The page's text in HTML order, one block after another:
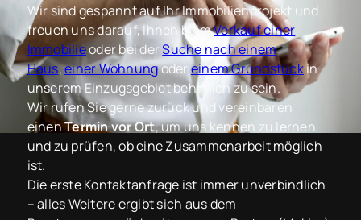
Wir sind gespannt auf Ihr Immobilienprojekt und
freuen uns darauf, Ihnen beimVerkauf einer
Immobilieoder bei derSuche nach einem
Haus,einer Wohnungodereinem Grundstückin
unserem Einzugsgebiet behilflich zu sein.
Wir rufen Sie gerne zurück und vereinbaren
einenTermin vor Ort, um uns kennen zu lernen
und zu prüfen, ob eine Zusammenarbeit möglich
ist.
Die erste Kontaktanfrage ist immer unverbindlich
– alles Weitere ergibt sich aus dem